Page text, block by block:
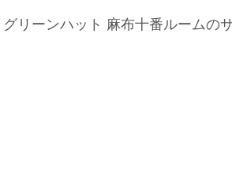
リーンハット 麻布十番ルームの